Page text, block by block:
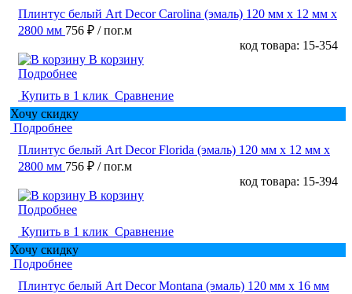
Плинтус белый Art Decor Carolina (эмаль) 120 мм х 12 мм х
2800 мм 756 ₽ / пог.м
код товара: 15-354
В корзину
Подробнее
Купить в 1 клик Сравнение
Хочу скидку
Подробнее
Плинтус белый Art Decor Florida (эмаль) 120 мм х 12 мм х
2800 мм 756 ₽ / пог.м
код товара: 15-394
В корзину
Подробнее
Купить в 1 клик Сравнение
Хочу скидку
Подробнее
Плинтус белый Art Decor Montana (эмаль) 120 мм х 16 мм